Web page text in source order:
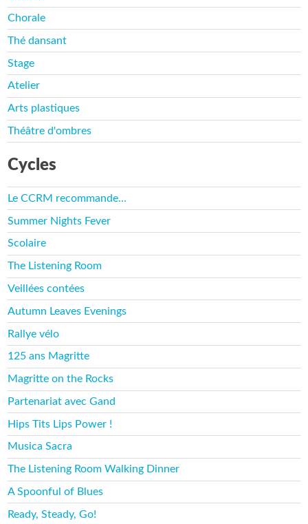
Chorale
Thé dansant
Stage
Atelier
Arts plastiques
Théâtre d'ombres
Cycles
Le CCRM recommande…
Summer Nights Fever
Scolaire
The Listening Room
Veillées contées
Autumn Leaves Evenings
Rallye vélo
125 ans Magritte
Magritte on the Rocks
Partenariat avec Gand
Hips Tits Lips Power !
Musica Sacra
The Listening Room Walking Dinner
A Spoonful of Blues
Ready, Steady, Go!